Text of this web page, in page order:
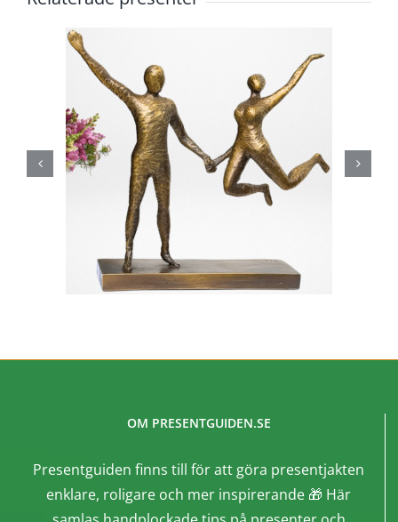
OM PRESENTGUIDEN.SE
Presentguiden finns till för att göra presentjakten
enklare, roligare och mer inspirerande 🎁 Här